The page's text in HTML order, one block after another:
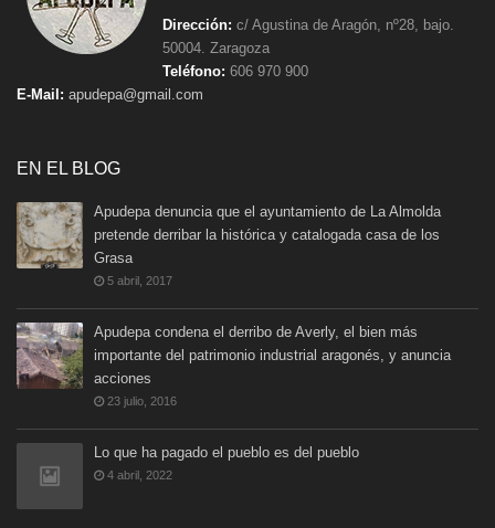
Dirección: c/ Agustina de Aragón, nº28, bajo.
50004. Zaragoza
Teléfono: 606 970 900
E-Mail: apudepa@gmail.com
EN EL BLOG
Apudepa denuncia que el ayuntamiento de La Almolda
pretende derribar la histórica y catalogada casa de los
Grasa
5 abril, 2017
Apudepa condena el derribo de Averly, el bien más
importante del patrimonio industrial aragonés, y anuncia
acciones
23 julio, 2016
Lo que ha pagado el pueblo es del pueblo
4 abril, 2022